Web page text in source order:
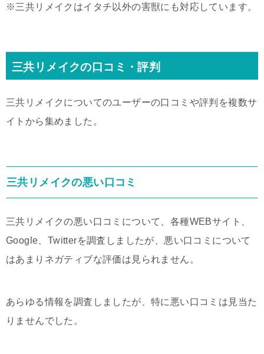
※三共リメイクはイタチ以外の害獣にも対応しています。
三共リメイクの口コミ・評判
三共リメイクについてのユーザーの口コミや評判を複数サ
イトから集めました。
三共リメイクの悪い口コミ
三共リメイクの悪い口コミについて、各種WEBサイト、
Google、Twitterを調査しましたが、悪い口コミについて
はあまりネガティブな評価は見られません。
あらゆる情報を調査しましたが、特に悪い口コミは見当た
りませんでした。